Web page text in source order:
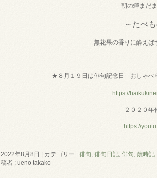
朝の蟬まだ
～たべ
無花果の香りに酔えば
★８月１９日は俳句記念日「おしゃべ
https://
２０２０年
https://
2022年8月8日 カテゴリー : 俳句 俳句日記 俳句, 歳時記
稿者 : ueno takako